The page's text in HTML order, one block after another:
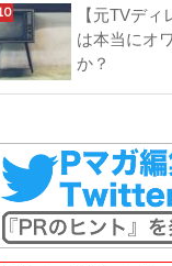
【元TVデ
は本当にオ
か？